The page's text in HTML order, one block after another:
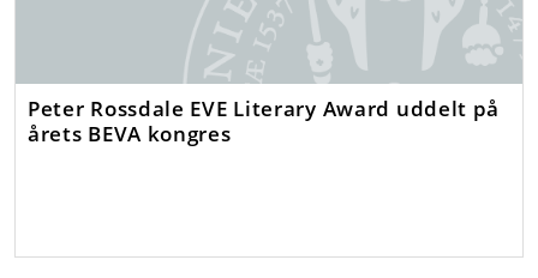
Peter Rossdale EVE Literary Award uddelt på
årets BEVA kongres